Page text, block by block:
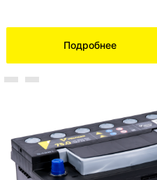
Подробнее